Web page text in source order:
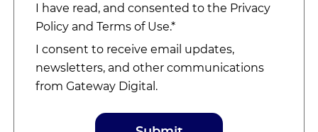
I have read, and consented to the Privacy
Policy andTerms of Use.*
I consent to receive email updates,
newsletters, and other communications
from Gateway Digital.